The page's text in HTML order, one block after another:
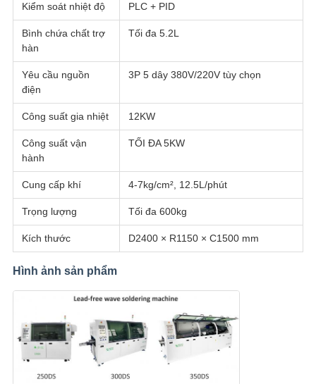
Kiểm soát nhiệt độ PLC + PID
Bình chứa chất trợ
hàn
Tối đa 5.2L
Yêu cầu nguồn
điện
3P 5 dây 380V/220V tùy chọn
Công suất gia nhiệt 12KW
Công suất vận
hành
TỐI ĐA 5KW
Cung cấp khí 4-7kg/cm², 12.5L/phút
Trọng lượng Tối đa 600kg
Kích thước D2400 × R1150 × C1500 mm
Hình ảnh sản phẩm